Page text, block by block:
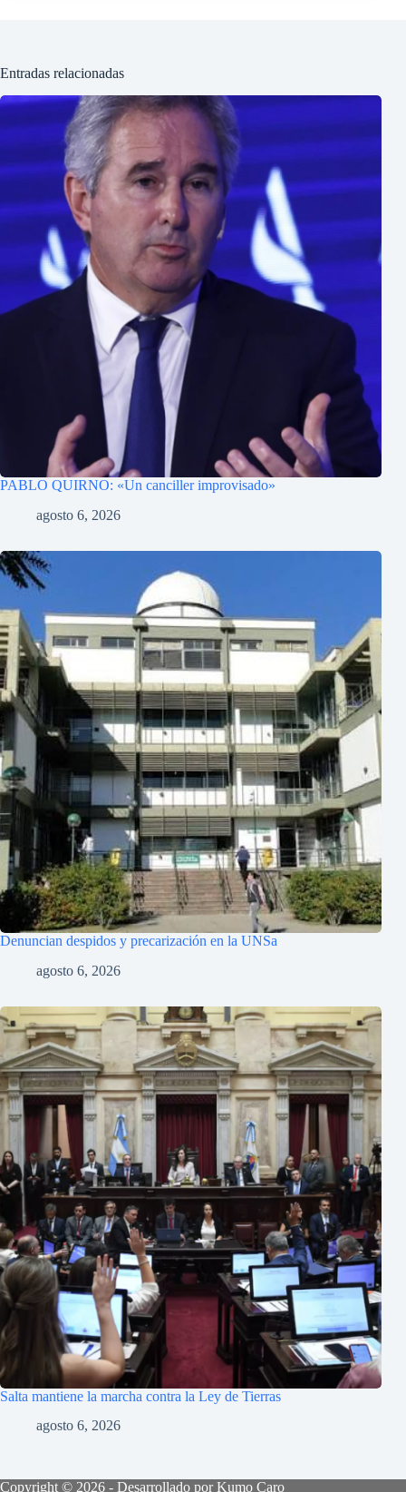
Entradas relacionadas
PABLO QUIRNO: «Un canciller improvisado»
agosto 6, 2026
Denuncian despidos y precarización en la UNSa
agosto 6, 2026
Salta mantiene la marcha contra la Ley de Tierras
agosto 6, 2026
Copyright © 2026 - Desarrollado por Kumo Caro